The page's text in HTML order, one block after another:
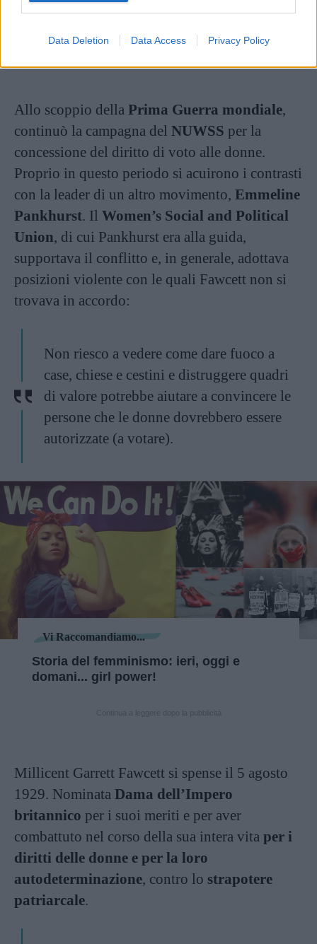
Data Deletion Data Access Privacy Policy
esercitato una tale responsabilità.
Allo scoppio della Prima Guerra mondiale,
continuò la campagna del NUWSS per la
concessione del diritto di voto alle donne.
Proprio in questo periodo si acuirono i contrasti
con la leader di un altro movimento, Emmeline
Pankhurst. Il Women’s Social and Political
Union, di cui Pankhurst era alla guida,
supportava il conflitto e, in generale, adottava
posizioni violente con le quali Fawcett non si
trovava in accordo:
Non riesco a vedere come dare fuoco a
case, chiese e cestini e distruggere quadri
di valore potrebbe aiutare a convincere le
persone che le donne dovrebbero essere
autorizzate (a votare).
Vi Raccomandiamo...
Storia del femminismo: ieri, oggi e
domani... girl power!
Millicent Garrett Fawcett si spense il 5 agosto
1929. Nominata Dama dell’Impero
britannico per i suoi meriti e per aver
combattuto nel corso della sua intera vita per i
diritti delle donne e per la loro
autodeterminazione, contro lo strapotere
patriarcale.